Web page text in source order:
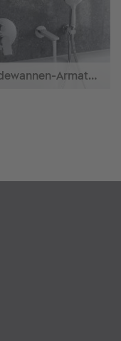
Badewannen-Armaturen